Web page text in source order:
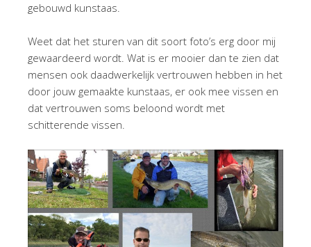
gebouwd kunstaas.
Weet dat het sturen van dit soort foto’s erg door mij
gewaardeerd wordt. Wat is er mooier dan te zien dat
mensen ook daadwerkelijk vertrouwen hebben in het
door jouw gemaakte kunstaas, er ook mee vissen en
dat vertrouwen soms beloond wordt met
schitterende vissen.